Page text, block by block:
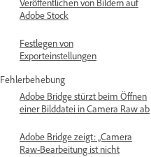
Veröffentlichen von Bildern auf
Adobe Stock
Festlegen von
Exporteinstellungen
Fehlerbehebung
Adobe Bridge stürzt beim Öffnen
einer Bilddatei in Camera Raw ab
Adobe Bridge zeigt: „Camera
Raw-Bearbeitung ist nicht